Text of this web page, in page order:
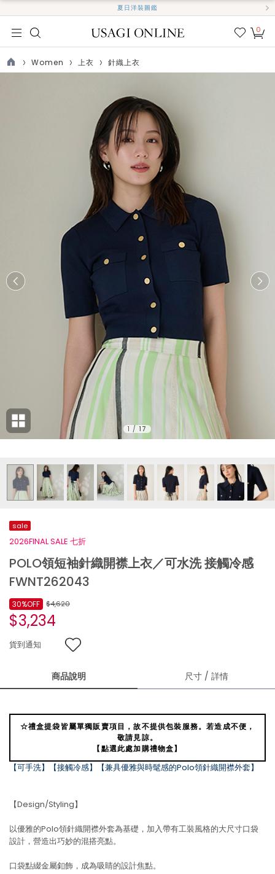
夏日洋裝圖鑑
我的
0
TOP
Women 上衣 針織上衣
1 / 17
sale
2026FINAL SALE 七折
POLO領短袖針織開襟上衣／可水洗 接觸冷感
FWNT262043
$4,620
$3,234
30%OFF
貨到通知
商品說明 尺寸 / 詳情
☆禮盒提袋皆屬單獨販賣項目，故不提供包裝服務。若造成不便，
敬請見諒。
【點選此處加購禮物盒】
【可手洗】【接觸冷感】【兼具優雅與時髦感的Polo領針織開襟外套】
【Design/Styling】
以優雅的Polo領針織開襟外套為基礎，加入帶有工裝風格的大尺寸口袋
設計，營造出巧妙的混搭亮點。
口袋點綴金屬釦飾，成為吸睛的設計焦點。